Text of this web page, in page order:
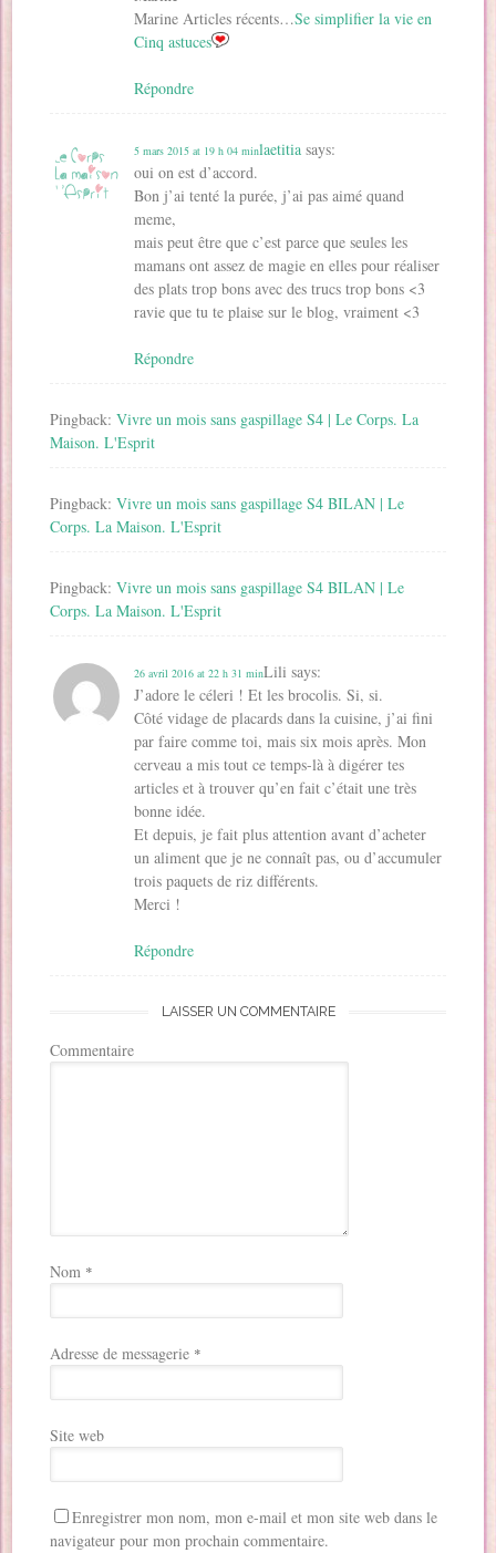
Marine Articles récents…Se simplifier la vie en
Cinq astuces
Répondre
laetitia says:
5 mars 2015 at 19 h 04 min
oui on est d’accord.
Bon j’ai tenté la purée, j’ai pas aimé quand
meme,
mais peut être que c’est parce que seules les
mamans ont assez de magie en elles pour réaliser
des plats trop bons avec des trucs trop bons <3
ravie que tu te plaise sur le blog, vraiment <3
Répondre
Pingback:Vivre un mois sans gaspillage S4 | Le Corps. La
Maison. L'Esprit
Pingback:Vivre un mois sans gaspillage S4 BILAN | Le
Corps. La Maison. L'Esprit
Pingback:Vivre un mois sans gaspillage S4 BILAN | Le
Corps. La Maison. L'Esprit
Lili says:
26 avril 2016 at 22 h 31 min
J’adore le céleri ! Et les brocolis. Si, si.
Côté vidage de placards dans la cuisine, j’ai fini
par faire comme toi, mais six mois après. Mon
cerveau a mis tout ce temps-là à digérer tes
articles et à trouver qu’en fait c’était une très
bonne idée.
Et depuis, je fait plus attention avant d’acheter
un aliment que je ne connaît pas, ou d’accumuler
trois paquets de riz différents.
Merci !
Répondre
LAISSER UN COMMENTAIRE
Commentaire
Nom *
Adresse de messagerie *
Site web
Enregistrer mon nom, mon e-mail et mon site web dans le
navigateur pour mon prochain commentaire.